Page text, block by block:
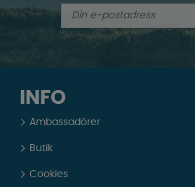
INFO
Ambassadörer
Butik
Cookies